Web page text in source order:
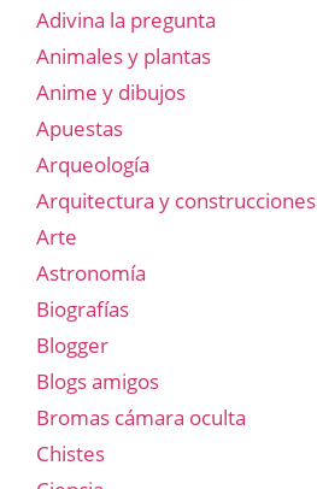
Adivina la pregunta
Animales y plantas
Anime y dibujos
Apuestas
Arqueología
Arquitectura y construcciones
Arte
Astronomía
Biografías
Blogger
Blogs amigos
Bromas cámara oculta
Chistes